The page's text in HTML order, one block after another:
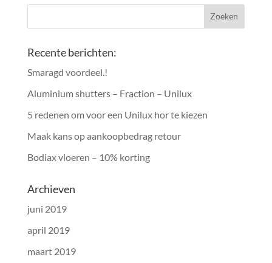
Recente berichten:
Smaragd voordeel.!
Aluminium shutters – Fraction – Unilux
5 redenen om voor een Unilux hor te kiezen
Maak kans op aankoopbedrag retour
Bodiax vloeren – 10% korting
Archieven
juni 2019
april 2019
maart 2019